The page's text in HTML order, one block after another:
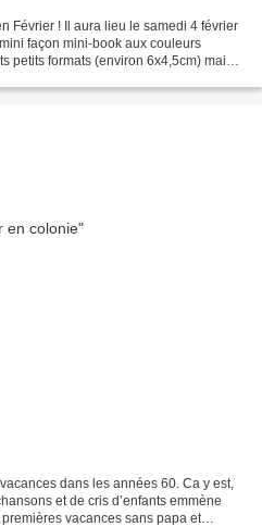
Février ! Il aura lieu le samedi 4 février
façon mini-book aux couleurs
petits formats (environ 6x4,5cm) mais
dans les années 60. Ca y est,
et de cris d’enfants emmène
vacances sans papa et